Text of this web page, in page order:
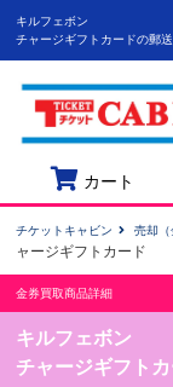
キルフェボン
チャージギフトカードの郵
カート
チケットキャビン 売却（
ャージギフトカード
金券買取商品詳細
キルフェボン
チャージギフト